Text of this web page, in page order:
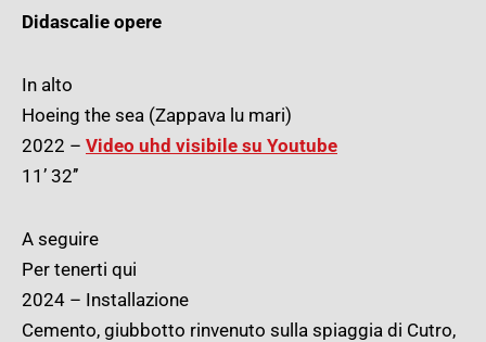
Didascalie opere
In alto
Hoeing the sea (Zappava lu mari)
2022 – Video uhd visibile su Youtube
11’ 32’’
A seguire
Per tenerti qui
2024 – Installazione
Cemento, giubbotto rinvenuto sulla spiaggia di Cutro,